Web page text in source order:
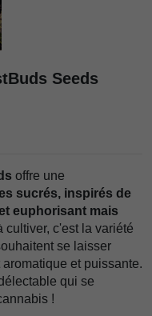
Seeds
offre une
sucrés, inspirés de
euphorisant mais
cultiver, c'est la variété
se laisser
et puissante.
qui se
!